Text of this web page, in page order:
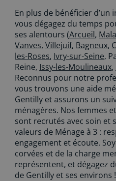
En plus de bénéficier d’un
vous dégagez du temps
ses alentours (Arcueil,
Vanves, Villejuif, Bagneux,
les-Roses, Ivry-sur-Seine,
Reine, Issy-les-Moulineaux,
Reconnus pour notre
vous trouvons une aide
Gentilly et assurons un
ménagères. Nos femmes
sont recrutés avec soin et
valeurs de Ménage à 3 :
engagement et écoute.
corvées et de la charge
représentent, et dégagez
de Gentilly et ses environs !